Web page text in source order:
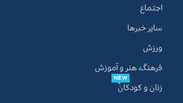
اجتماع
سایر خبرها
ورزش
فرهنگ، هنر و آموزش
زنان و کودکان
NEW